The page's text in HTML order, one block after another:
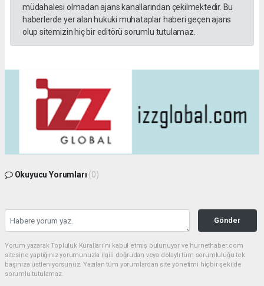
müdahalesi olmadan ajans kanallarından çekilmektedir. Bu
haberlerde yer alan hukuki muhataplar haberi geçen ajans
olup sitemizin hiç bir editörü sorumlu tutulamaz.
Okuyucu Yorumları (0)
Gönder
Yorum yazarak Topluluk Kuralları’nı kabul etmiş bulunuyor ve hurnethaber.com
sitesine yaptığınız yorumunuzla ilgili doğrudan veya dolaylı tüm sorumluluğu tek
başınıza üstleniyorsunuz. Yazılan tüm yorumlardan site yönetimi hiçbir şekilde
sorumlu tutulamaz.